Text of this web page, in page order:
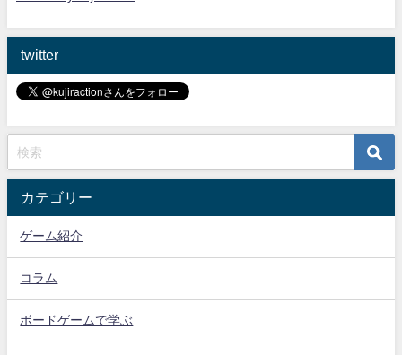
twitter
カテゴリー
ゲーム紹介
コラム
ボードゲームで学ぶ